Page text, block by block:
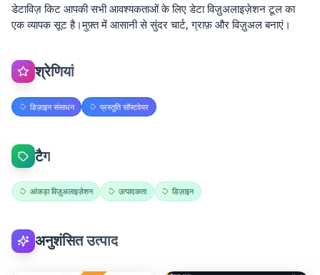
डेटाविज़ किट आपकी सभी आवश्यकताओं के लिए डेटा विज़ुअलाइज़ेशन टूल का
एक व्यापक सूट है।मुफ़्त में आसानी से सुंदर चार्ट, ग्राफ़ और विज़ुअल बनाएं।
श्रेणियां
डिज़ाइन संसाधन प्रस्तुति सॉफ्टवेयर
टैग
आंकड़ा विज़ुअलाइज़ेशन उत्पादकता डिज़ाइन
अनुशंसित उत्पाद